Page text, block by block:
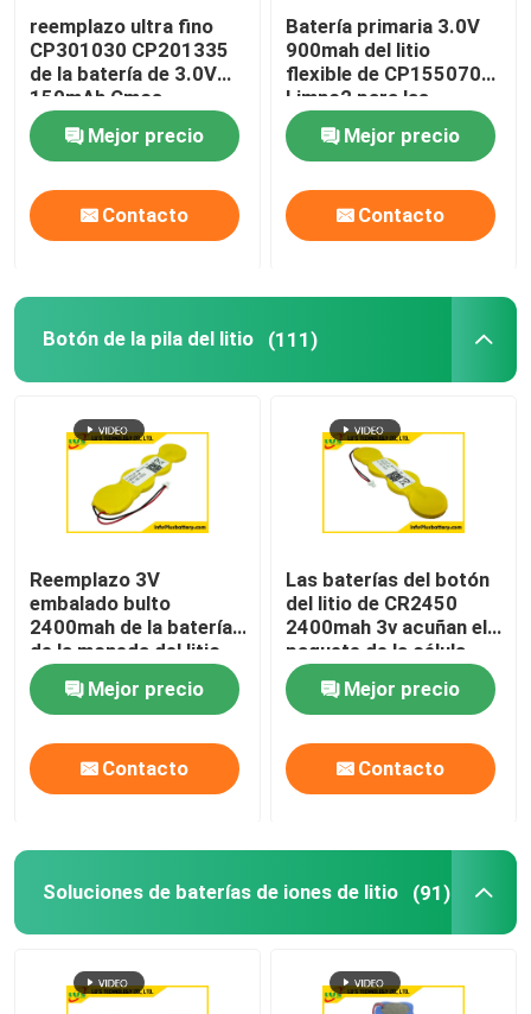
reemplazo ultra fino
CP301030 CP201335
de la batería de 3.0V
150mAh Cmos
Mejor precio
Contacto
Batería primaria 3.0V
900mah del litio
flexible de CP155070
Limno2 para las
tarjetas inteligentes
Mejor precio
Contacto
Botón de la pila del litio (111)
Reemplazo 3V
embalado bulto
2400mah de la batería
de la moneda del litio
de CR2450 4P
Mejor precio
Contacto
Las baterías del botón
del litio de CR2450
2400mah 3v acuñan el
paquete de la célula
para las etiquetas
inteligentesMejor precio
Contacto
Soluciones de baterías de iones de litio (91)